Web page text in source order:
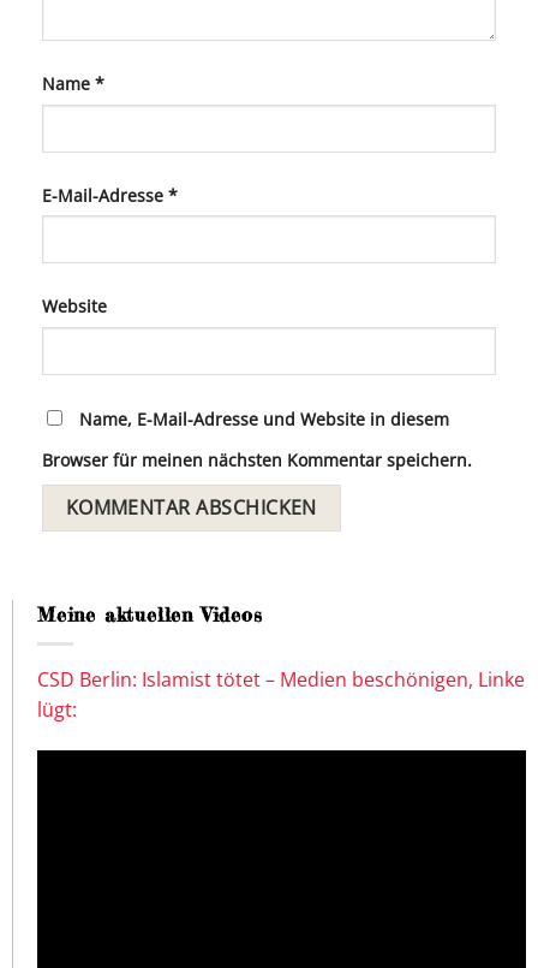
Name *
E-Mail-Adresse *
Website
Name, E-Mail-Adresse und Website in diesem
Browser für meinen nächsten Kommentar speichern.
Meine aktuellen Videos
CSD Berlin: Islamist tötet – Medien beschönigen, Linke
lügt: